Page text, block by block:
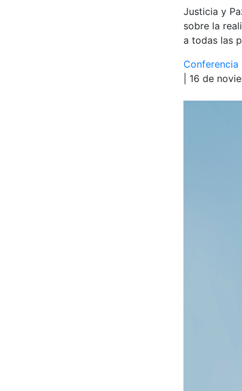
Justicia y
sobre la
a todas las
Conferencia
| 16 de